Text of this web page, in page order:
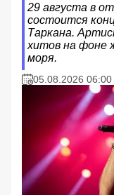
29 августа в
состоится
Таркана.
хитов на фоне
моря.
05.08.2026 06:00